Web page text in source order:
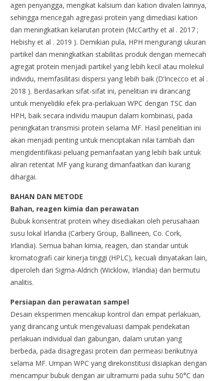
agen penyangga, mengikat kalsium dan kation divalen lainnya,
sehingga mencegah agregasi protein yang dimediasi kation
dan meningkatkan kelarutan protein (McCarthy et al . 2017 ;
Hebishy et al . 2019 ). Demikian pula, HPH mengurangi ukuran
partikel dan meningkatkan stabilitas produk dengan memecah
agregat protein menjadi partikel yang lebih kecil atau molekul
individu, memfasilitasi dispersi yang lebih baik (D’Incecco et al .
2018 ). Berdasarkan sifat-sifat ini, penelitian ini dirancang
untuk menyelidiki efek pra-perlakuan WPC dengan TSC dan
HPH, baik secara individu maupun dalam kombinasi, pada
peningkatan transmisi protein selama MF. Hasil penelitian ini
akan menjadi penting untuk menciptakan nilai tambah dan
mengidentifikasi peluang pemanfaatan yang lebih baik untuk
aliran retentat MF yang kurang dimanfaatkan dan kurang
dihargai.
BAHAN DAN METODE
Bahan, reagen kimia dan perawatan
Bubuk konsentrat protein whey disediakan oleh perusahaan
susu lokal Irlandia (Carbery Group, Ballineen, Co. Cork,
Irlandia). Semua bahan kimia, reagen, dan standar untuk
kromatografi cair kinerja tinggi (HPLC), kecuali dinyatakan lain,
diperoleh dari Sigma-Aldrich (Wicklow, Irlandia) dan bermutu
analitis.
Persiapan dan perawatan sampel
Desain eksperimen mencakup kontrol dan empat perlakuan,
yang dirancang untuk mengevaluasi dampak pendekatan
perlakuan individual dan gabungan, dalam urutan yang
berbeda, pada disagregasi protein dan permeasi berikutnya
selama MF. Umpan WPC yang direkonstitusi disiapkan dengan
mencampur bubuk dengan air ultramurni pada suhu 50°C dan